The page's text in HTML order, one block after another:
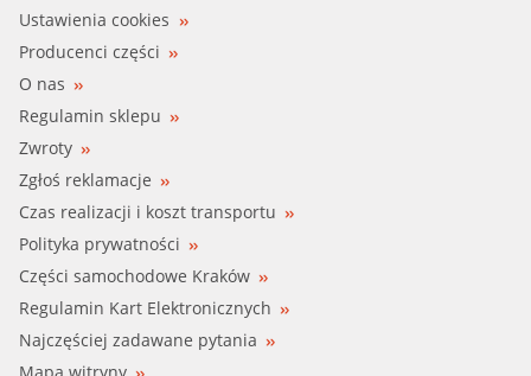
Ustawienia cookies
Producenci części
O nas
Regulamin sklepu
Zwroty
Zgłoś reklamacje
Czas realizacji i koszt transportu
Polityka prywatności
Części samochodowe Kraków
Regulamin Kart Elektronicznych
Najczęściej zadawane pytania